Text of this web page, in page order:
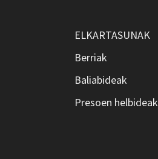
ELKARTASUNAK
Berriak
Baliabideak
Presoen helbideak